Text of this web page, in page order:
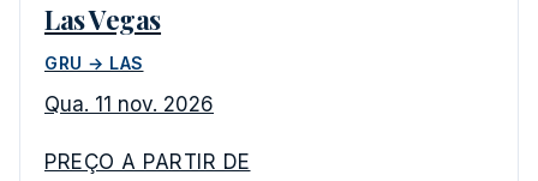
Las Vegas
GRU → LAS
Qua. 11 nov. 2026
PREÇO A PARTIR DE